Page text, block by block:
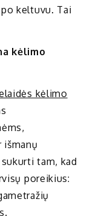
keltuvu. Tai
kėlimo
kėlimo
tam, kad
poreikius: